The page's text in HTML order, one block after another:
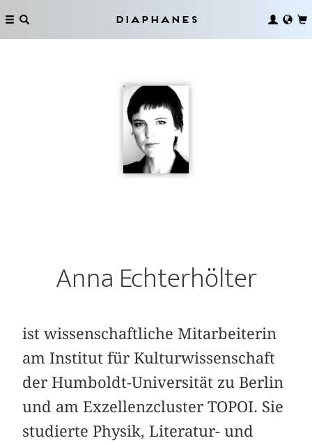
Diaphanes
Anna Echterhölter
ist wissenschaftliche Mitarbeiterin
am Institut für Kulturwissenschaft
der Humboldt-Universität zu Berlin
und am Exzellenzcluster TOPOI. Sie
studierte Physik, Literatur- und